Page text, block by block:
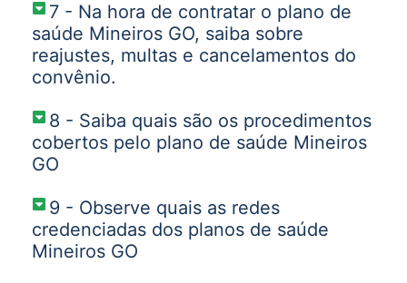
7 - Na hora de contratar o plano de
saúde Mineiros GO, saiba sobre
reajustes, multas e cancelamentos do
convênio.
8 - Saiba quais são os procedimentos
cobertos pelo plano de saúde Mineiros
GO
9 - Observe quais as redes
credenciadas dos planos de saúde
Mineiros GO